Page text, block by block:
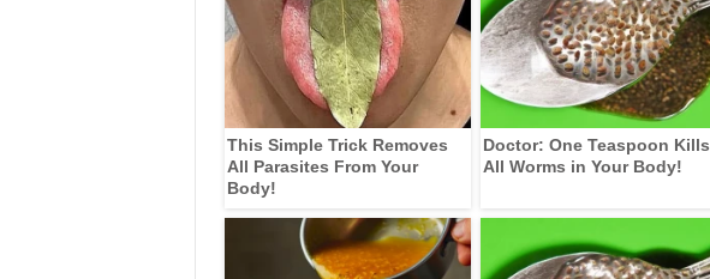
This Simple Trick Removes
All Parasites From Your
Body!
Doctor: One Teaspoon Kills
All Worms in Your Body!